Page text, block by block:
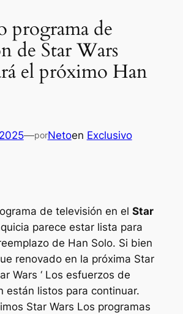
programa de
de Star Wars
el próximo Han
—porNetoen Exclusivo
de televisión en el Star
parece estar lista para
de Han Solo. Si bien
renovado en la próxima Star
Wars ‘Los esfuerzos de
están listos para continuar.
Star Wars Los programas